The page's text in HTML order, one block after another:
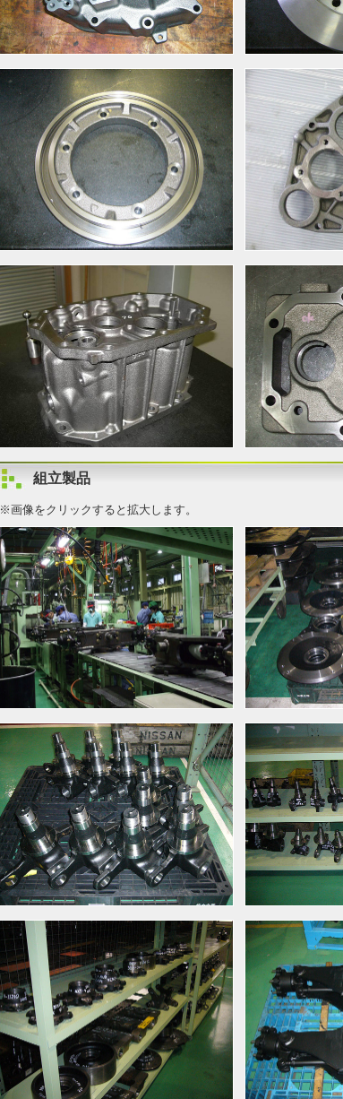
組立製品
※画像をクリックすると拡大します。